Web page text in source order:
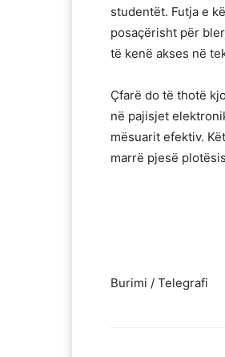
studentët. Futja e
posaçërisht për
të kenë akses në
Çfarë do të thotë
në pajisjet
mësuarit efektiv.
marrë pjesë
Burimi / Telegrafi